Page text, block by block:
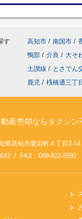
す 高知市 / 南国市 /
鴨部 / 介良 / 大そ
土讃線 / とさでん
鹿児 / 桟橋通三丁
産売却ならタクシン
県高知市愛宕町４丁目2-14
/ FAX：088-822-8592